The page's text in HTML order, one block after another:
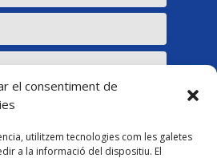
el consentiment de
utilitzem tecnologies com les galetes
a la informació del dispositiu. El